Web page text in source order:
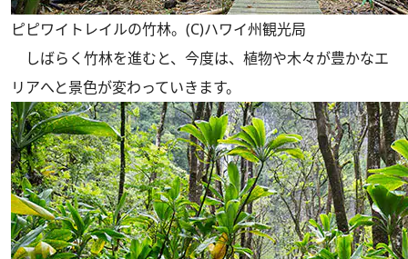
ピピワイトレイルの竹林。(C)ハワイ州観光局
しばらく竹林を進むと、今度は、植物や木々が豊かなエ
リアへと景色が変わっていきます。